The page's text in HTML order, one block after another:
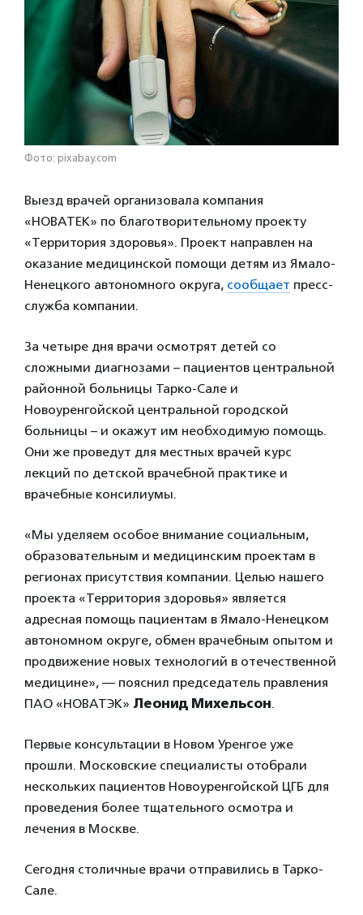
Фото: pixabay.com
Выезд врачей организовала компания
«НОВАТЕК» по благотворительному проекту
«Территория здоровья». Проект направлен на
оказание медицинской помощи детям из Ямало-
Ненецкого автономного округа, сообщает пресс-
служба компании.
За четыре дня врачи осмотрят детей со
сложными диагнозами – пациентов центральной
районной больницы Тарко-Сале и
Новоуренгойской центральной городской
больницы – и окажут им необходимую помощь.
Они же проведут для местных врачей курс
лекций по детской врачебной практике и
врачебные консилиумы.
«Мы уделяем особое внимание социальным,
образовательным и медицинским проектам в
регионах присутствия компании. Целью нашего
проекта «Территория здоровья» является
адресная помощь пациентам в Ямало-Ненецком
автономном округе, обмен врачебным опытом и
продвижение новых технологий в отечественной
медицине», — пояснил председатель правления
ПАО «НОВАТЭК» Леонид Михельсон.
Первые консультации в Новом Уренгое уже
прошли. Московские специалисты отобрали
нескольких пациентов Новоуренгойской ЦГБ для
проведения более тщательного осмотра и
лечения в Москве.
Сегодня столичные врачи отправились в Тарко-
Сале.